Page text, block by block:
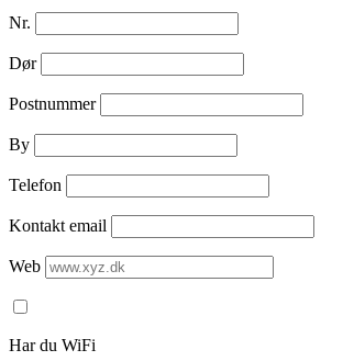
Nr.
Dør
Postnummer
By
Telefon
Kontakt email
Web
Har du WiFi